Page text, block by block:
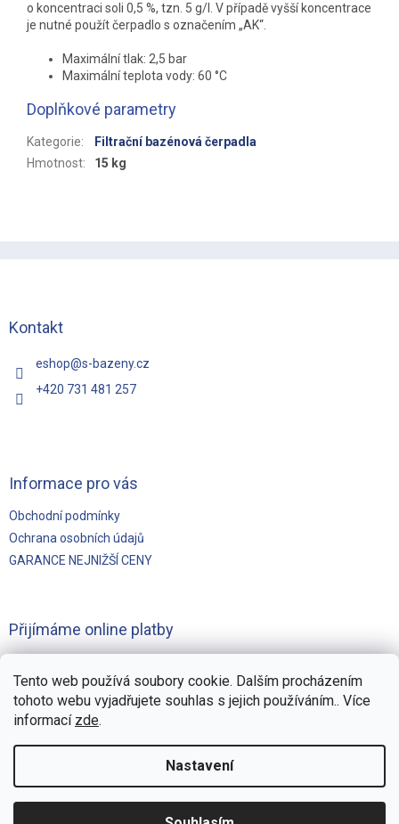
Tento web používá soubory cookie. Dalším procházením
tohoto webu vyjadřujete souhlas s jejich používáním.. Více
informací zde.
Nastavení
o koncentraci soli 0,5 %, tzn. 5 g/l. V případě vyšší koncentrace
je nutné použít čerpadlo s označením „AK“.
Maximální tlak: 2,5 bar
Maximální teplota vody: 60 °C
Doplňkové parametry
Kategorie:
Filtrační bazénová čerpadla
Hmotnost: 15 kg
Kontakt
eshop@s-bazeny.cz
+420 731 481 257
Informace pro vás
Obchodní podmínky
Ochrana osobních údajů
GARANCE NEJNIŽŠÍ CENY
Přijímáme online platby